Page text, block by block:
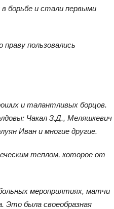
борьбе и стали первыми
пользовались
и талантливых борцов.
Чакал З.Д., Меляшкевич
Иван и многие другие.
теплом, которое от
мероприятиях, матчи
Это была своеобразная